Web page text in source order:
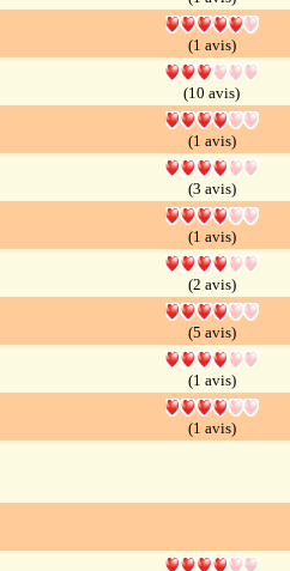
(1 avis)
(10 avis)
(1 avis)
(3 avis)
(1 avis)
(2 avis)
(5 avis)
(1 avis)
(1 avis)